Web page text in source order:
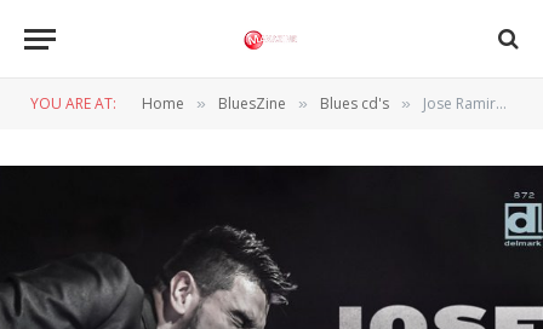
YOU ARE AT: Home » BluesZine » Blues cd's » Jose Ramirez – Major League Blues